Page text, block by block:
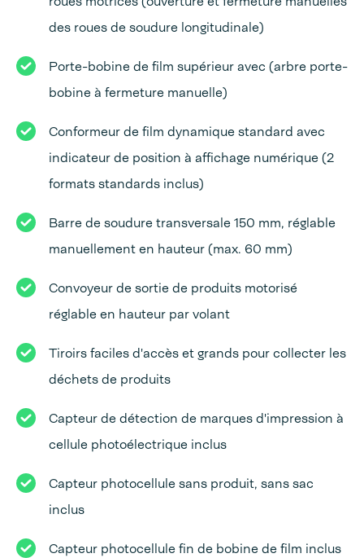
des roues de soudure longitudinale)
Porte-bobine de film supérieur avec (arbre porte-
bobine à fermeture manuelle)
Conformeur de film dynamique standard avec
indicateur de position à affichage numérique (2
formats standards inclus)
Barre de soudure transversale 150 mm, réglable
manuellement en hauteur (max. 60 mm)
Convoyeur de sortie de produits motorisé
réglable en hauteur par volant
Tiroirs faciles d'accès et grands pour collecter les
déchets de produits
Capteur de détection de marques d'impression à
cellule photoélectrique inclus
Capteur photocellule sans produit, sans sac
inclus
Capteur photocellule fin de bobine de film inclus